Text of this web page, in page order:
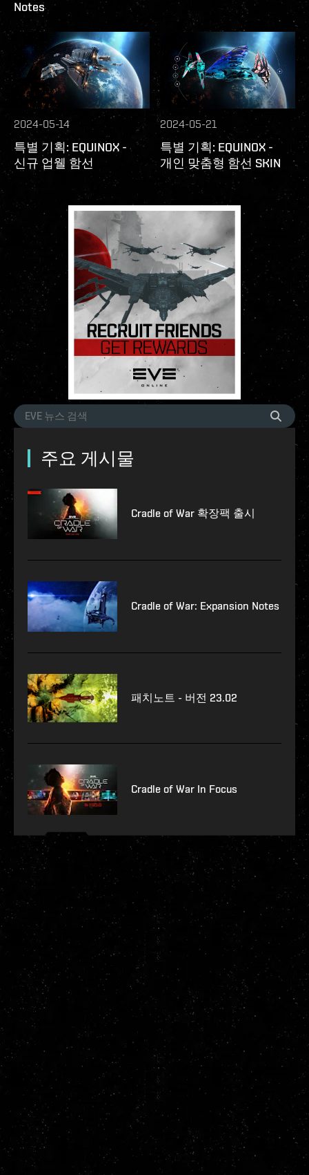
Notes
2024-05-14
특별 기획: EQUINOX -
신규 업웰 함선
2024-05-21
특별 기획: EQUINOX -
개인 맞춤형 함선 SKIN
주요 게시물
Cradle of War 확장팩 출시
Cradle of War: Expansion Notes
패치노트 - 버전 23.02
Cradle of War In Focus